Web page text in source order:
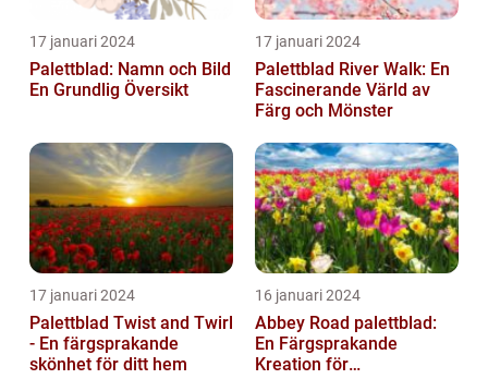
17 januari 2024
Palettblad: Namn och Bild
En Grundlig Översikt
17 januari 2024
Palettblad River Walk: En
Fascinerande Värld av
Färg och Mönster
17 januari 2024
Palettblad Twist and Twirl
- En färgsprakande
skönhet för ditt hem
16 januari 2024
Abbey Road palettblad:
En Färgsprakande
Kreation för